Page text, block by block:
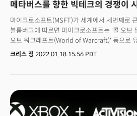
것이라는 사실조차 지금 알지 못할 것이다”라고
실현하려는 움직임이 많아진 것은 팬데믹으로
하게 됐기 때문이다. 화상 미팅을 통해서 사람
방법은 가상 무대를 통한 만남이다. 그는 이 모
때”라고 느낀다고 말했다. “세계는 메타버스를
그 일부가 되고 싶다. 그래서 리브랜딩 한 것이다
메타버스를 향한 빅테크의 경쟁이
마이크로소프트(MSFT)가 세계에서 세번째로
블룸버그에 따르면 마이크로소프트는 '콜 오
오브 워크래프트(World of Warcraft)' 등으로
액티비젼 블리자드(ATVI)를 687억달러에 인수
메타버스에 대한 마이크로소프트의 야망으로
웨드부시의 댄 아이브스 애널리스트는 이번 인
액티비젼 인수는 궁극적으로 메타버스로의 전
크리스 정 2022.01.18 15:56 PDT